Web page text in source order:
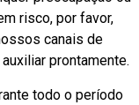
risco, por favor,
canais de
prontamente.
todo o período